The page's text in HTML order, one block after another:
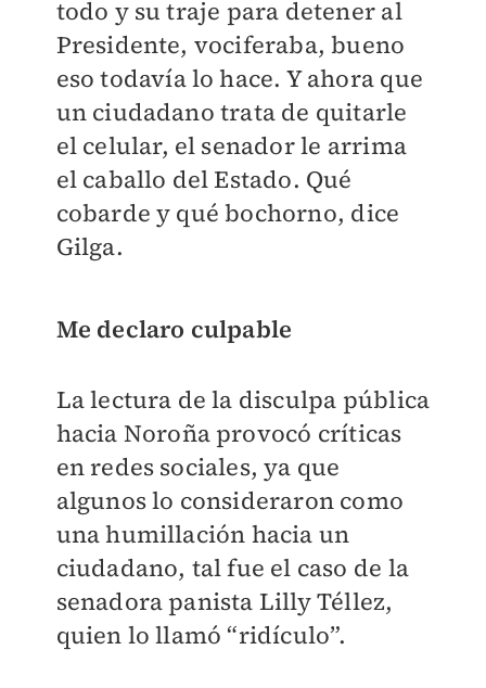
todo y su traje para detener al
Presidente, vociferaba, bueno
eso todavía lo hace. Y ahora que
un ciudadano trata de quitarle
el celular, el senador le arrima
el caballo del Estado. Qué
cobarde y qué bochorno, dice
Gilga.
Me declaro culpable
La lectura de la disculpa pública
hacia Noroña provocó críticas
en redes sociales, ya que
algunos lo consideraron como
una humillación hacia un
ciudadano, tal fue el caso de la
senadora panista Lilly Téllez,
quien lo llamó “ridículo”.